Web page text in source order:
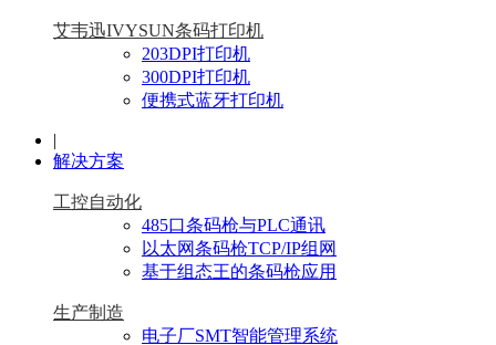
艾韦迅IVYSUN条码打印机
203DPI打印机
300DPI打印机
便携式蓝牙打印机
|
解决方案
工控自动化
485口条码枪与PLC通讯
以太网条码枪TCP/IP组网
基于组态王的条码枪应用
生产制造
电子厂SMT智能管理系统